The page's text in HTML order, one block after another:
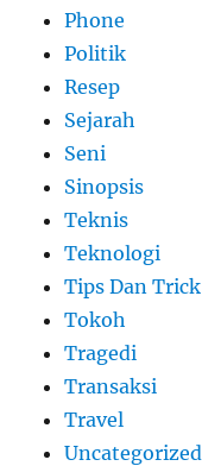
Phone
Politik
Resep
Sejarah
Seni
Sinopsis
Teknis
Teknologi
Tips Dan Trick
Tokoh
Tragedi
Transaksi
Travel
Uncategorized